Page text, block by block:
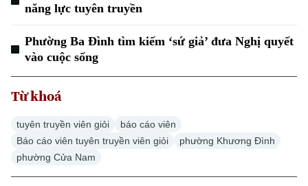
năng lực tuyên truyền
Phường Ba Đình tìm kiếm ‘sứ giả’ đưa Nghị quyết
vào cuộc sống
Từ khoá
tuyên truyền viên giỏi
báo cáo viên
Báo cáo viên tuyên truyền viên giỏi
phường Khương Đình
phường Cửa Nam